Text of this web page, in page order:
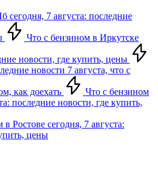
сегодня, 7 августа: последние
Что с бензином в Иркутске
новости, где купить, цены
новости 7 августа, что с
как доехать
Что с бензином
последние новости, где купить,
Ростове сегодня, 7 августа:
цены